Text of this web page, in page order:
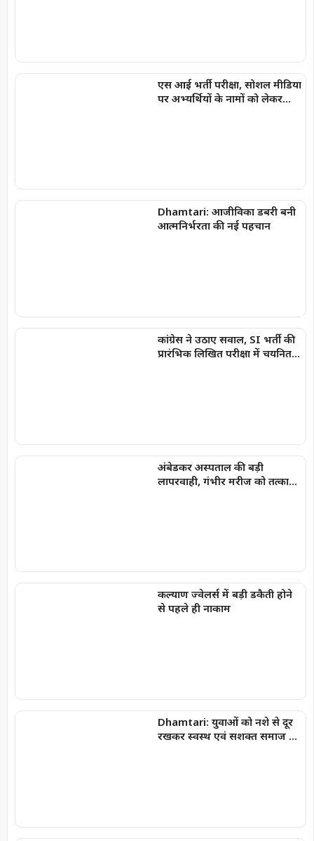
एस आई भर्ती परीक्षा, सोशल मीडिया
पर अभ्यर्थियों के नामों को लेकर
Dhamtari: आजीविका डबरी बनी
आत्मनिर्भरता की नई पहचान
कांग्रेस ने उठाए सवाल, SI भर्ती की
प्रारंभिक लिखित परीक्षा में चयनित
अंबेडकर अस्पताल की बड़ी
लापरवाही, गंभीर मरीज को तत्काल
कल्याण ज्वेलर्स में बड़ी डकैती होने
से पहले ही नाकाम
Dhamtari: युवाओं को नशे से दूर
रखकर स्वस्थ एवं सशक्त समाज का